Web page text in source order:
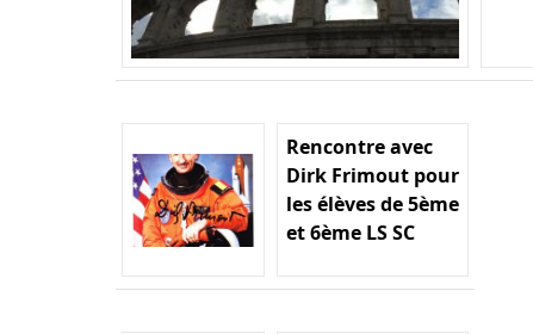
Rencontre avec
Dirk Frimout pour
les élèves de 5ème
et 6ème LS SC